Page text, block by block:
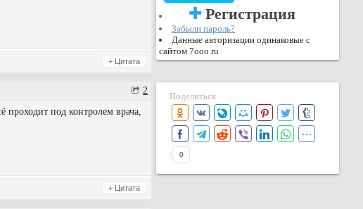
+ Цитата
2
проходит под контролем врача,
+ Цитата
Регистрация
Забыли пароль?
Данные авторизации одинаковые с
сайтом 7ooo.ru
Поделиться
0